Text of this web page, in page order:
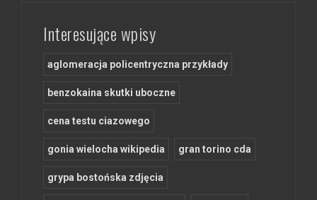
Interesujące wpisy
aglomeracja policentryczna przykłady
benzokaina skutki uboczne
cena testu ciazowego
gonia wielocha wikipedia gran torino cda
grypa bostońska zdjęcia